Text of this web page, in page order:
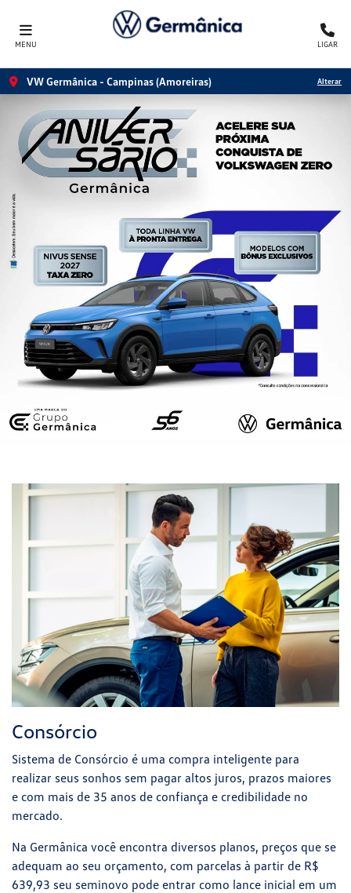
MENU LIGAR
VW Germânica - Campinas (Amoreiras) Alterar
Consórcio
Sistema de Consórcio é uma compra inteligente para
realizar seus sonhos sem pagar altos juros, prazos maiores
e com mais de 35 anos de confiança e credibilidade no
mercado.
Na Germânica você encontra diversos planos, preços que se
adequam ao seu orçamento, com parcelas à partir de R$
639,93 seu seminovo pode entrar como lance inicial em um